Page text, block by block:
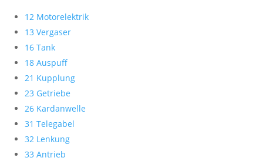
12 Motorelektrik
13 Vergaser
16 Tank
18 Auspuff
21 Kupplung
23 Getriebe
26 Kardanwelle
31 Telegabel
32 Lenkung
33 Antrieb